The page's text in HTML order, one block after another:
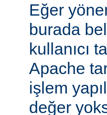
Eğer
burada
kullanıcı
Apache
işlem
değer